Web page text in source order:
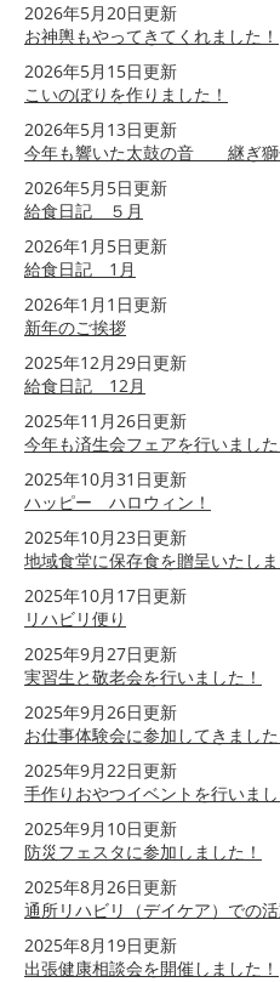
2026年5月20日更新
お神輿もやってきてくれました！
2026年5月15日更新
こいのぼりを作りました！
2026年5月13日更新
今年も響いた太鼓の音 継ぎ獅
2026年5月5日更新
給食日記 ５月
2026年1月5日更新
給食日記 1月
2026年1月1日更新
新年のご挨拶
2025年12月29日更新
給食日記 12月
2025年11月26日更新
今年も済生会フェアを行いました
2025年10月31日更新
ハッピー ハロウィン！
2025年10月23日更新
地域食堂に保存食を贈呈いたし
2025年10月17日更新
リハビリ便り
2025年9月27日更新
実習生と敬老会を行いました！
2025年9月26日更新
お仕事体験会に参加してきました
2025年9月22日更新
手作りおやつイベントを行いまし
2025年9月10日更新
防災フェスタに参加しました！
2025年8月26日更新
通所リハビリ（デイケア）での
2025年8月19日更新
出張健康相談会を開催しました！